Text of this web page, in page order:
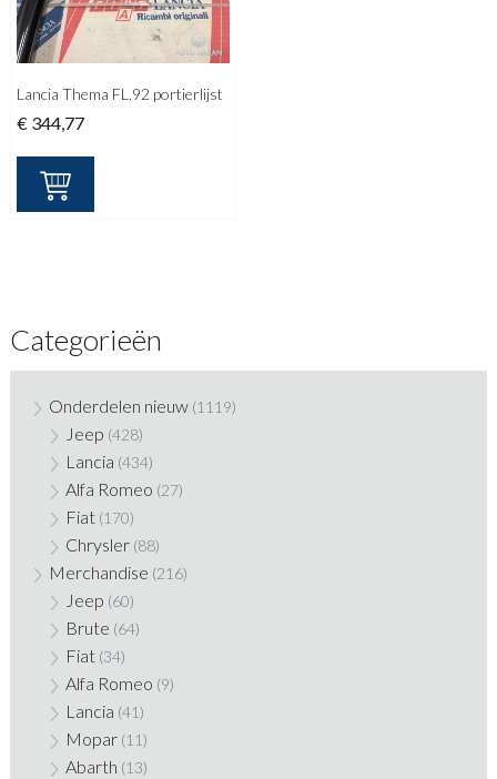
Lancia Thema FL.92 portierlijst
€ 344,77
Categorieën
Onderdelen nieuw (1119)
Jeep (428)
Lancia (434)
Alfa Romeo (27)
Fiat (170)
Chrysler (88)
Merchandise (216)
Jeep (60)
Brute (64)
Fiat (34)
Alfa Romeo (9)
Lancia (41)
Mopar (11)
Abarth (13)